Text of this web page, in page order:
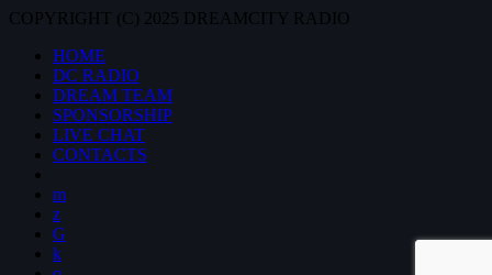
COPYRIGHT (C) 2025 DREAMCITY RADIO
HOME
DC RADIO
DREAM TEAM
SPONSORSHIP
LIVE CHAT
CONTACTS